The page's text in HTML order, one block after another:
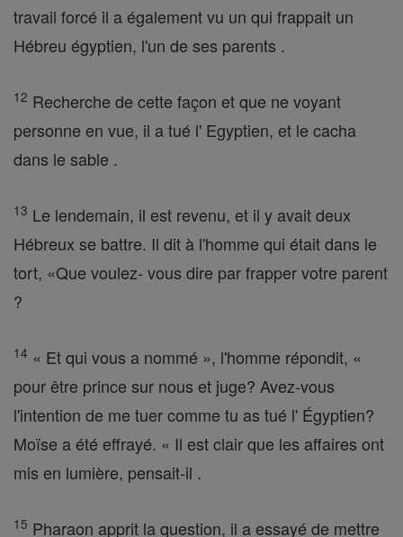
travail forcé il a également vu un qui frappait un
Hébreu égyptien, l'un de ses parents .
12 Recherche de cette façon et que ne voyant
personne en vue, il a tué l' Egyptien, et le cacha
dans le sable .
13 Le lendemain, il est revenu, et il y avait deux
Hébreux se battre. Il dit à l'homme qui était dans le
tort, «Que voulez- vous dire par frapper votre parent
?
14 « Et qui vous a nommé », l'homme répondit, «
pour être prince sur nous et juge? Avez-vous
l'intention de me tuer comme tu as tué l' Égyptien?
Moïse a été effrayé. « Il est clair que les affaires ont
mis en lumière, pensait-il .
15 Pharaon apprit la question, il a essayé de mettre